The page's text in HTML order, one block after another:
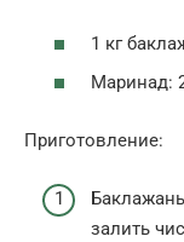
1 кг
Маринад:
Приготовление:
залить